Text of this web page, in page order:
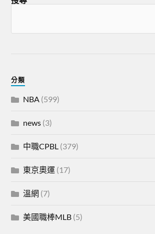
分類
NBA (599)
news (3)
中職CPBL (379)
東京奧運 (17)
溫網 (7)
美國職棒MLB (5)